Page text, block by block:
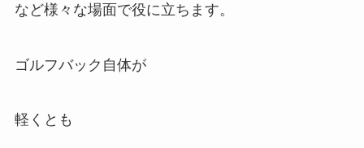
など様々な場面で役に立ちます。
ゴルフバック自体が
軽くとも